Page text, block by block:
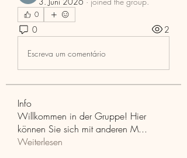
0
0 2
Escreva um comentário
Info
Willkommen in der Gruppe! Hier
können Sie sich mit anderen M...
Weiterlesen